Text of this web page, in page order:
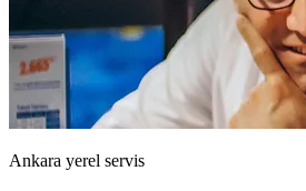
Ankara yerel servis